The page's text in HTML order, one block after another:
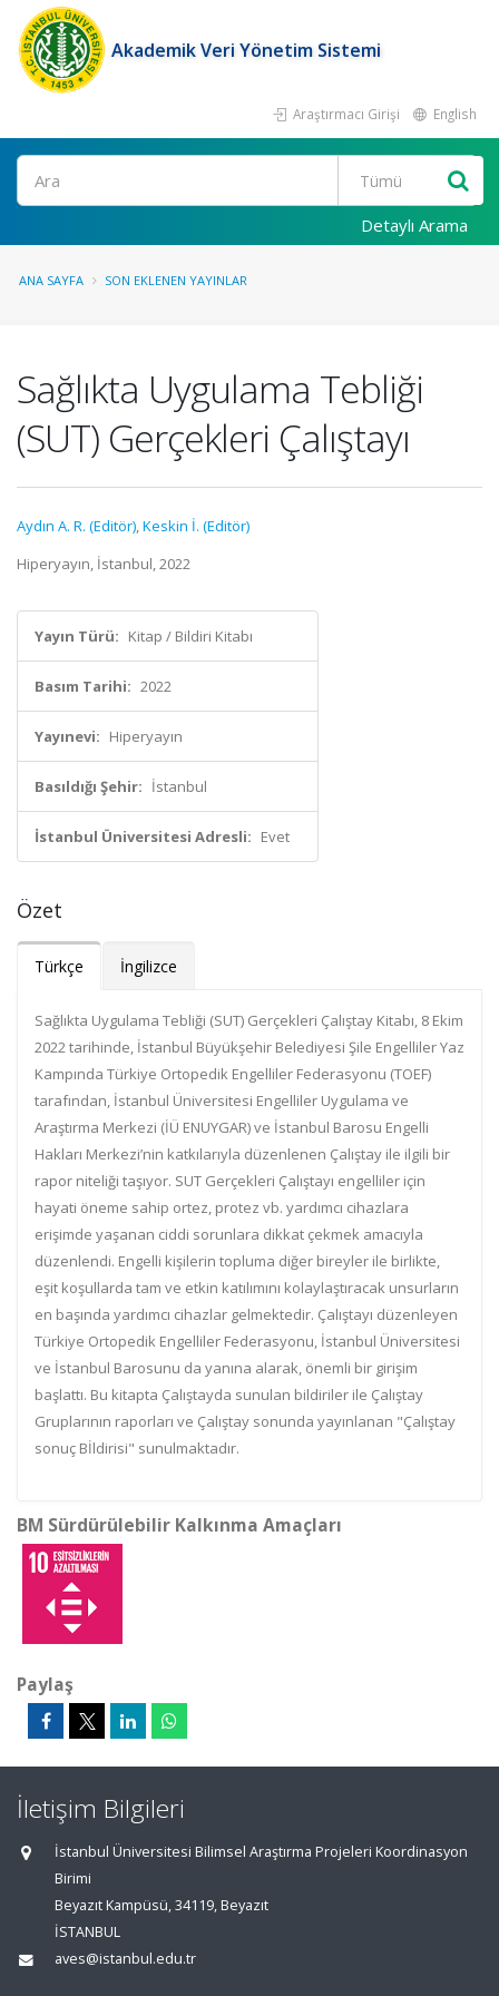
Akademik Veri Yönetim Sistemi
Araştırmacı Girişi English
Ara
Detaylı Arama
ANA SAYFA SON EKLENEN YAYINLAR
Sağlıkta Uygulama Tebliği
(SUT) Gerçekleri Çalıştayı
Aydın A. R. (Editör),Keskin İ. (Editör)
Hiperyayın, İstanbul, 2022
Yayın Türü: Kitap / Bildiri Kitabı
Basım Tarihi: 2022
Yayınevi: Hiperyayın
Basıldığı Şehir: İstanbul
İstanbul Üniversitesi Adresli: Evet
Özet
Türkçe İngilizce
Sağlıkta Uygulama Tebliği (SUT) Gerçekleri Çalıştay Kitabı, 8 Ekim
2022 tarihinde, İstanbul Büyükşehir Belediyesi Şile Engelliler Yaz
Kampında Türkiye Ortopedik Engelliler Federasyonu (TOEF)
tarafından, İstanbul Üniversitesi Engelliler Uygulama ve
Araştırma Merkezi (İÜ ENUYGAR) ve İstanbul Barosu Engelli
Hakları Merkezi’nin katkılarıyla düzenlenen Çalıştay ile ilgili bir
rapor niteliği taşıyor. SUT Gerçekleri Çalıştayı engelliler için
hayati öneme sahip ortez, protez vb. yardımcı cihazlara
erişimde yaşanan ciddi sorunlara dikkat çekmek amacıyla
düzenlendi. Engelli kişilerin topluma diğer bireyler ile birlikte,
eşit koşullarda tam ve etkin katılımını kolaylaştıracak unsurların
en başında yardımcı cihazlar gelmektedir. Çalıştayı düzenleyen
Türkiye Ortopedik Engelliler Federasyonu, İstanbul Üniversitesi
ve İstanbul Barosunu da yanına alarak, önemli bir girişim
başlattı. Bu kitapta Çalıştayda sunulan bildiriler ile Çalıştay
Gruplarının raporları ve Çalıştay sonunda yayınlanan "Çalıştay
sonuç Bİldirisi" sunulmaktadır.
BM Sürdürülebilir Kalkınma Amaçları
Paylaş
İletişim Bilgileri
İstanbul Üniversitesi Bilimsel Araştırma Projeleri Koordinasyon
Birimi
Beyazıt Kampüsü, 34119, Beyazıt
İSTANBUL
aves@istanbul.edu.tr